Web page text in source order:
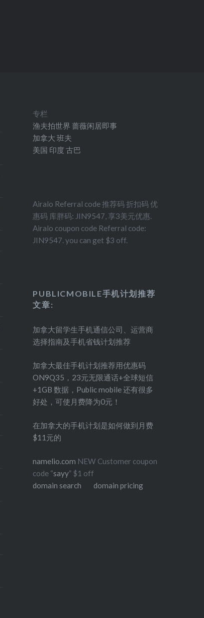
专栏
渔夫拍世界蔷薇闲居即事
加拿大 班夫
美国 印度 古巴
Airalo Referral code 推荐码 折扣码 优
惠码 库胖码: JIN9547, 享3美元优惠.
Airalo coupon code Referral code:
JIN9547. you can get $3 off.
PUBLICMOBILE手机计划推荐
文章:
加拿大留学生手机通信公司、运营商
选择指南及手机省钱计划推荐
加拿大最佳手机计划推荐用优惠码
ON9Q35，23元无限通话+全球短信
+1GB 数据，Public mobile 还有很多
好处，可使月费降为0元！
在加拿大的手机计划是如何做到月费
$11元的
namelio.com NEW Customer coupon
code “sayy” $1 off
domain search
domain pricing